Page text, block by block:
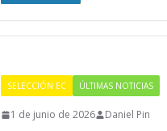
SELECCIÓN EC ÚLTIMAS NOTICIAS
1 de junio de 2026 Daniel Pin